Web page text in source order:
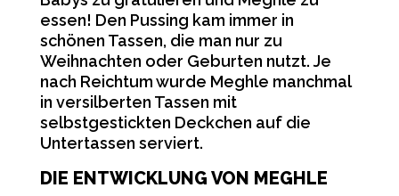
essen! Den Pussing kam immer in
schönen Tassen, die man nur zu
Weihnachten oder Geburten nutzt. Je
nach Reichtum wurde Meghle manchmal
in versilberten Tassen mit
selbstgestickten Deckchen auf die
Untertassen serviert.
DIE ENTWICKLUNG VON MEGHLE